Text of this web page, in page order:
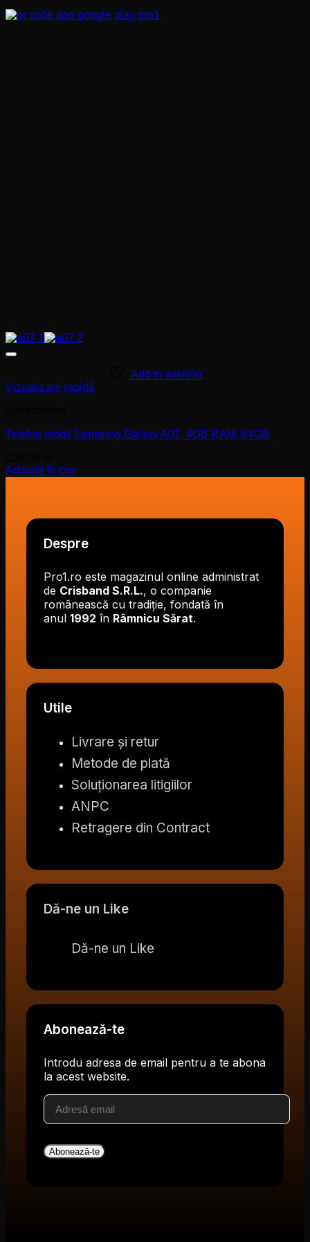
Add to wishlist
Vizualizare rapidă
Telefon mobil Samsung Galaxy A07, 4GB RAM, 64GB
Adaugă în coș
Despre
Pro1.ro este magazinul online administrat
de Crisband S.R.L., o companie
românească cu tradiție, fondată în
anul 1992 în Râmnicu Sărat.
Utile
Livrare și retur
Metode de plată
Soluționarea litigiilor
ANPC
Retragere din Contract
Dă-ne un Like
Dă-ne un Like
Abonează-te
Introdu adresa de email pentru a te abona
la acest website.
Adresă
email
Abonează-te